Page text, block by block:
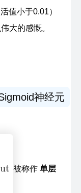
值小于0.01）
大的感慨。
神经元
被称作 单层